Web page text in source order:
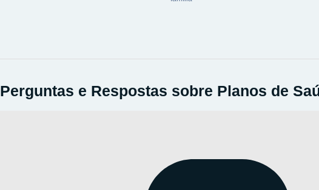
Perguntas e Respostas sobre Planos de